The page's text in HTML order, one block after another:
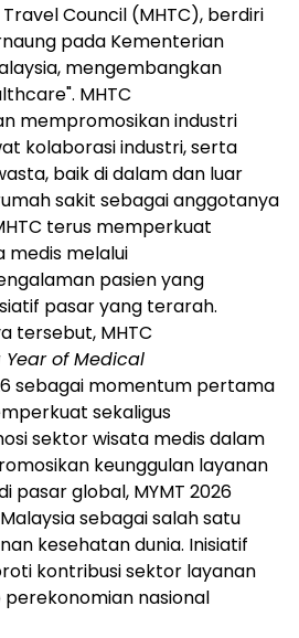
Council (MHTC), berdiri
pada Kementerian
mengembangkan
MHTC
mempromosikan industri
kolaborasi industri, serta
baik di dalam dan luar
sakit sebagai anggotanya
terus memperkuat
medis melalui
pasien yang
pasar yang terarah.
tersebut, MHTC
of Medical
sebagai momentum pertama
sekaligus
sektor wisata medis dalam
keunggulan layanan
pasar global, MYMT 2026
sebagai salah satu
kesehatan dunia. Inisiatif
kontribusi sektor layanan
nasional